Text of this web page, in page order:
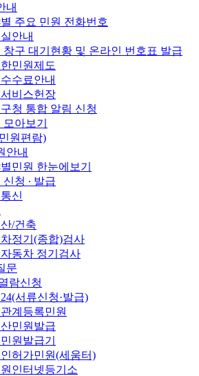
내
주요 민원 전화번호
안내
창구 대기현황 및 온라인 번호표 발급
민원제도
수료안내
비스헌장
청 통합 알림 신청
모아보기
원편람)
안내
민원 한눈에보기
신청 ∙ 발급
신
/건축
정기(종합)검사
동차 정기검사
문
람신청
서류신청·발급)
계등록민원
민원발급
원발급기
허가민원(세움터)
인터넷등기소